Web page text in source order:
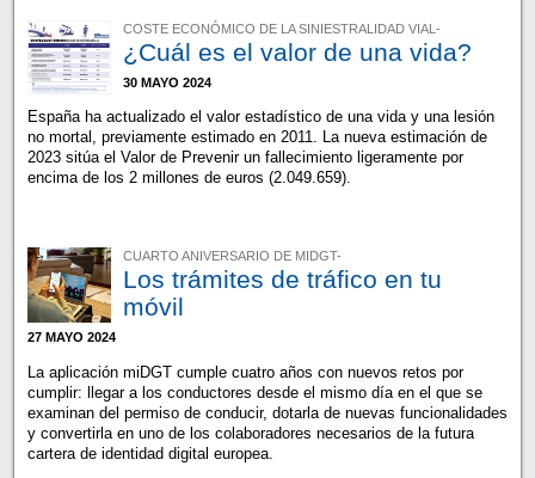
COSTE ECONÓMICO DE LA SINIESTRALIDAD VIAL-
¿Cuál es el valor de una vida?
30 MAYO 2024
España ha actualizado el valor estadístico de una vida y una lesión
no mortal, previamente estimado en 2011. La nueva estimación de
2023 sitúa el Valor de Prevenir un fallecimiento ligeramente por
encima de los 2 millones de euros (2.049.659).
CUARTO ANIVERSARIO DE MIDGT-
Los trámites de tráfico en tu
móvil
27 MAYO 2024
La aplicación miDGT cumple cuatro años con nuevos retos por
cumplir: llegar a los conductores desde el mismo día en el que se
examinan del permiso de conducir, dotarla de nuevas funcionalidades
y convertirla en uno de los colaboradores necesarios de la futura
cartera de identidad digital europea.